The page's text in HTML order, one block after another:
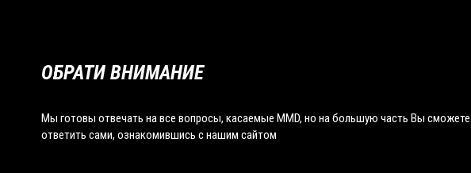
ОБРАТИ ВНИМАНИЕ
Мы готовы отвечать на все вопросы, касаемые MMD, но на большую часть Вы сможете
ответить сами, ознакомившись с нашим сайтом